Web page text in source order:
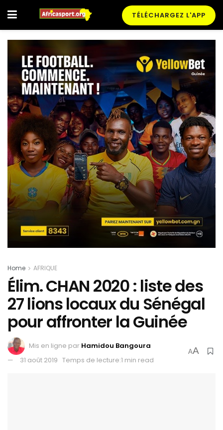
TÉLÉCHARGEZ L'APP
Home AFRIQUE
Élim. CHAN 2020 : liste des
27 lions locaux du Sénégal
pour affronter la Guinée
Mis en ligne par Hamidou Bangoura
31 août 2019 Temps de lecture:1 min read
AA